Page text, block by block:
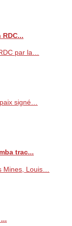
par la…
signé…
trac...
Mines, Louis…